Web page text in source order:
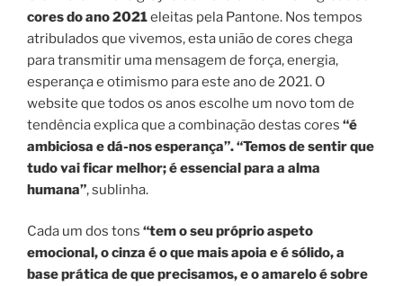
cores do ano 2021eleitas pela Pantone. Nos tempos
atribulados que vivemos, esta união de cores chega
para transmitir uma mensagem de força, energia,
esperança e otimismo para este ano de 2021. O
website que todos os anos escolhe um novo tom de
tendência explica que a combinação destas cores “é
ambiciosa e dá-nos esperança”. “Temos de sentir que
tudo vai ficar melhor; é essencial para a alma
humana”, sublinha.
Cada um dos tons “tem o seu próprio aspeto
emocional, o cinza é o que mais apoia e é sólido, a
base prática de que precisamos, e o amarelo é sobre